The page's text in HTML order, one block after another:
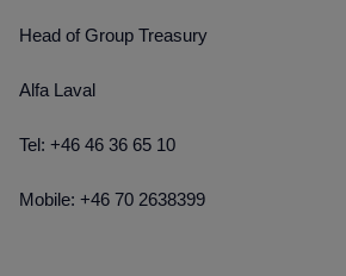
Head of Group Treasury
Alfa Laval
Tel: +46 46 36 65 10
Mobile: +46 70 2638399